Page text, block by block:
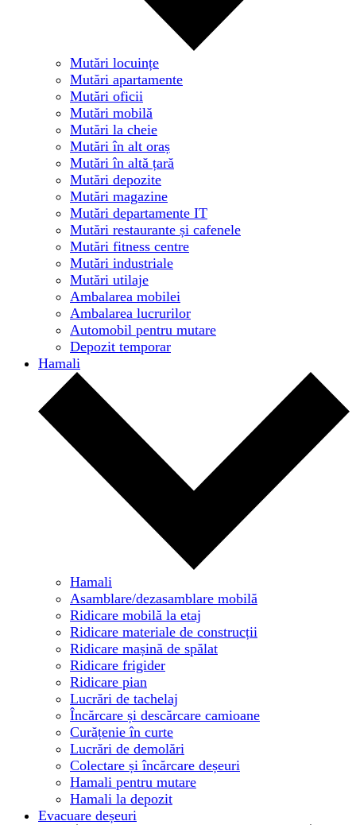
Mutări locuințe
Mutări apartamente
Mutări oficii
Mutări mobilă
Mutări la cheie
Mutări în alt oraș
Mutări în altă țară
Mutări depozite
Mutări magazine
Mutări departamente IT
Mutări restaurante și cafenele
Mutări fitness centre
Mutări industriale
Mutări utilaje
Ambalarea mobilei
Ambalarea lucrurilor
Automobil pentru mutare
Depozit temporar
Hamali
Hamali
Asamblare/dezasamblare mobilă
Ridicare mobilă la etaj
Ridicare materiale de construcții
Ridicare mașină de spălat
Ridicare frigider
Ridicare pian
Lucrări de tachelaj
Încărcare și descărcare camioane
Curățenie în curte
Lucrări de demolări
Colectare și încărcare deșeuri
Hamali pentru mutare
Hamali la depozit
Evacuare deșeuri